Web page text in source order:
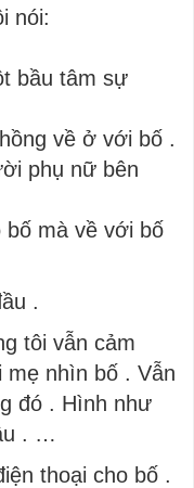
nói:
bầu tâm sự
về ở với bố .
phụ nữ bên
mà về với bố
.
tôi vẫn cảm
mẹ nhìn bố . Vẫn
đó . Hình như
. …
thoại cho bố .